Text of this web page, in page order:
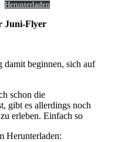
Herunterladen
Juni-Flyer
beginnen, sich auf
schon die
gibt es allerdings noch
erleben. Einfach so
Herunterladen: